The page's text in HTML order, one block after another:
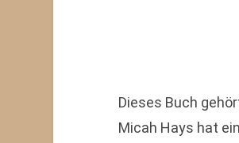
Dieses Buch
Micah Hays hat